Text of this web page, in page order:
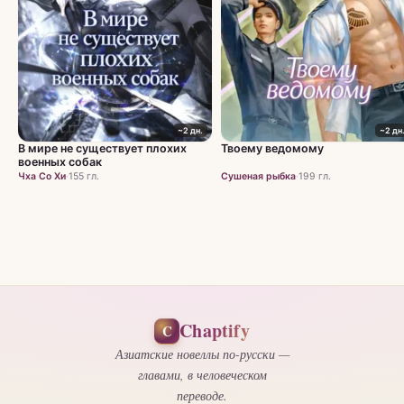
~2 дн.
В мире не существует плохих
военных собак
Чха Со Хи·155 гл.
~2
Твоему ведомому
Сушеная рыбка·199 гл.
C Chaptify
Азиатские новеллы по-русски —
главами, в человеческом
переводе.